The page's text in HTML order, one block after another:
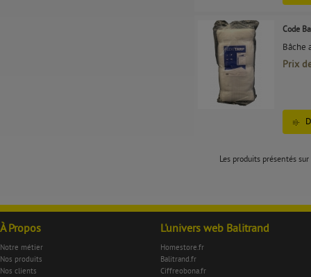
Code
Bâche
Prix
Les produits présentés
À Propos
Notre métier
Nos produits
Nos clients
L'univers web Balitrand
Homestore.fr
Balitrand.fr
Ciffreobona.fr